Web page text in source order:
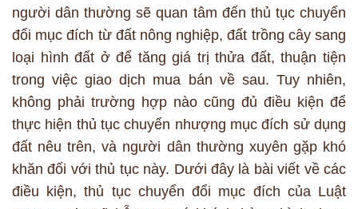
người dân thường sẽ quan tâm đến thủ tục chuyển
đổi mục đích từ đất nông nghiệp, đất trồng cây sang
loại hình đất ở để tăng giá trị thửa đất, thuận tiện
trong việc giao dịch mua bán về sau. Tuy nhiên,
không phải trường hợp nào cũng đủ điều kiện để
thực hiện thủ tục chuyển nhượng mục đích sử dụng
đất nêu trên, và người dân thường xuyên gặp khó
khăn đối với thủ tục này. Dưới đây là bài viết về các
điều kiện, thủ tục chuyển đổi mục đích của Luật